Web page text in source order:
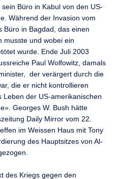
Büro in Kabul von den US-
Während der Invasion vom
Büro in Bagdad, das einen
musste und wobei ein
wurde. Ende Juli 2003
Paul Wolfowitz, damals
der verärgert durch die
die er nicht kontrollieren
Leben der US-amerikanischen
Georges W. Bush hätte
Daily Mirror vom 22.
im Weissen Haus mit Tony
des Hauptsitzes von Al-
des Kriegs gegen den